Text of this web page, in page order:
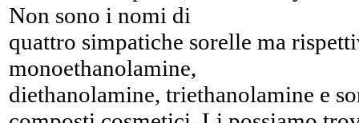
Non sono i nomi di
quattro simpatiche sorelle ma
monoethanolamine,
diethanolamine, triethanolamine e